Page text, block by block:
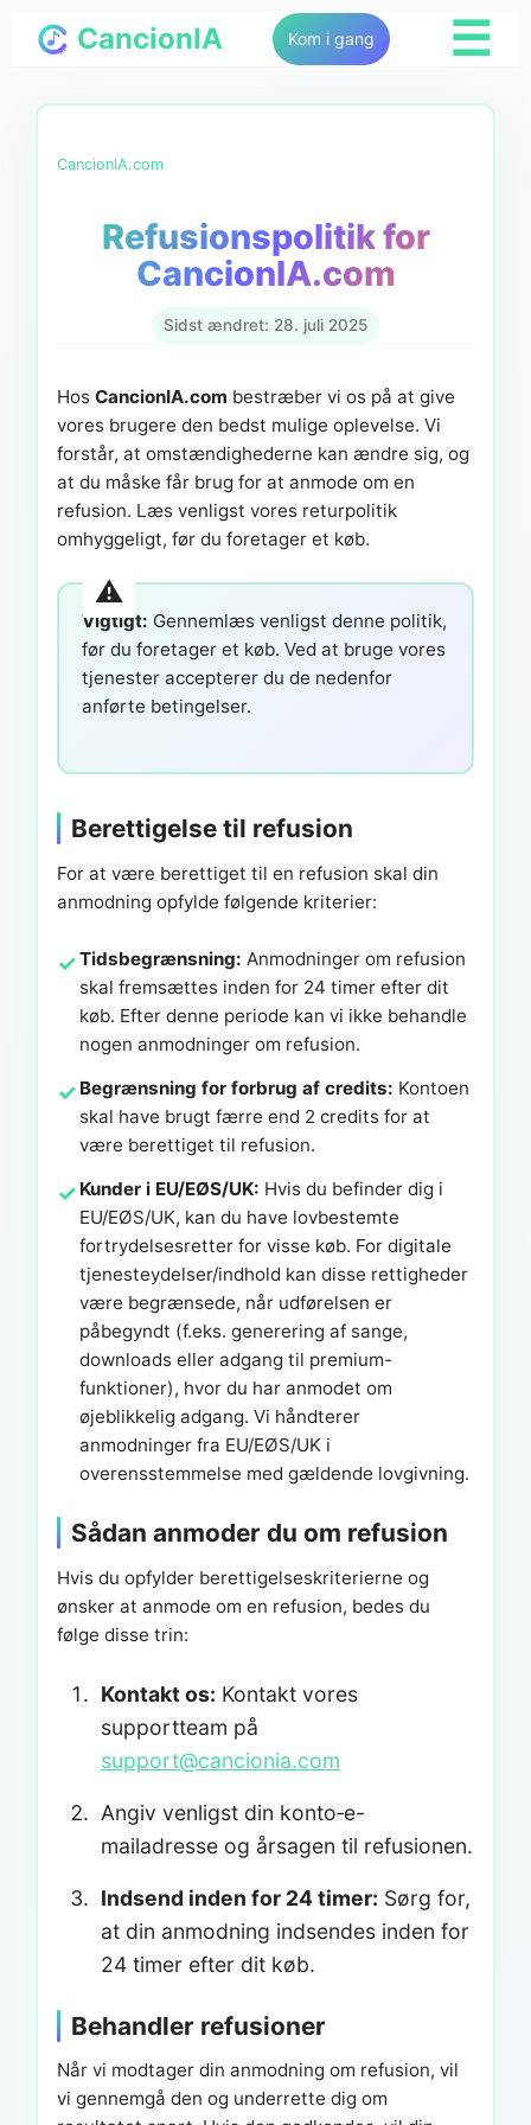
CancionIA Kom i gang ☰
CancionIA.com
Refusionspolitik for
CancionIA.com
Sidst ændret: 28. juli 2025
Hos CancionIA.com bestræber vi os på at give
vores brugere den bedst mulige oplevelse. Vi
forstår, at omstændighederne kan ændre sig, og
at du måske får brug for at anmode om en
refusion. Læs venligst vores returpolitik
omhyggeligt, før du foretager et køb.
Vigtigt: Gennemlæs venligst denne politik,
før du foretager et køb. Ved at bruge vores
tjenester accepterer du de nedenfor
anførte betingelser.
Berettigelse til refusion
For at være berettiget til en refusion skal din
anmodning opfylde følgende kriterier:
Tidsbegrænsning: Anmodninger om refusion
skal fremsættes inden for 24 timer efter dit
køb. Efter denne periode kan vi ikke behandle
nogen anmodninger om refusion.
Begrænsning for forbrug af credits: Kontoen
skal have brugt færre end 2 credits for at
være berettiget til refusion.
Kunder i EU/EØS/UK: Hvis du befinder dig i
EU/EØS/UK, kan du have lovbestemte
fortrydelsesretter for visse køb. For digitale
tjenesteydelser/indhold kan disse rettigheder
være begrænsede, når udførelsen er
påbegyndt (f.eks. generering af sange,
downloads eller adgang til premium-
funktioner), hvor du har anmodet om
øjeblikkelig adgang. Vi håndterer
anmodninger fra EU/EØS/UK i
overensstemmelse med gældende lovgivning.
Sådan anmoder du om refusion
Hvis du opfylder berettigelseskriterierne og
ønsker at anmode om en refusion, bedes du
følge disse trin:
Kontakt os: Kontakt vores
supportteam på
support@cancionia.com
Angiv venligst din konto‑e-
mailadresse og årsagen til refusionen.
Indsend inden for 24 timer: Sørg for,
at din anmodning indsendes inden for
24 timer efter dit køb.
Behandler refusioner
Når vi modtager din anmodning om refusion, vil
vi gennemgå den og underrette dig om